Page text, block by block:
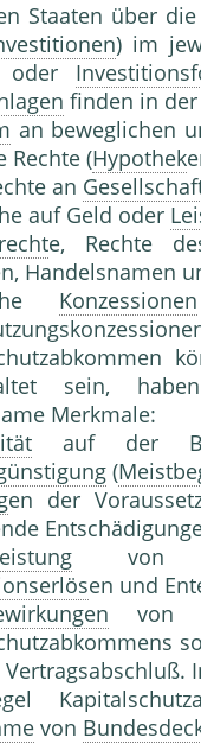
Staaten über
) im
oder
finden in der
an beweglichen
Rechte (Hypothek
an
auf Geld oder
e, Rechte
Handelsnamen
Konzessionen
sein,
Merkmale:
auf der
(
en der
en und
von
von